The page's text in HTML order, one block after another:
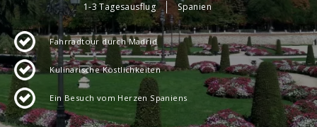
1-3 Tagesausflug Spanien
Fahrradtour durch Madrid
Kulinarische Köstlichkeiten
Ein Besuch vom Herzen Spaniens